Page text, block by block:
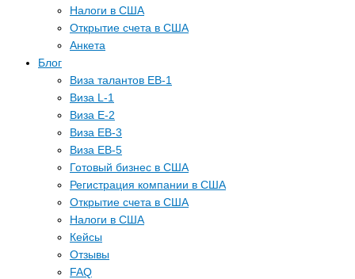
Налоги в США
Открытие счета в США
Анкета
Блог
Виза талантов EB-1
Виза L-1
Виза E-2
Виза EB-3
Виза EB-5
Готовый бизнес в США
Регистрация компании в США
Открытие счета в США
Налоги в США
Кейсы
Отзывы
FAQ